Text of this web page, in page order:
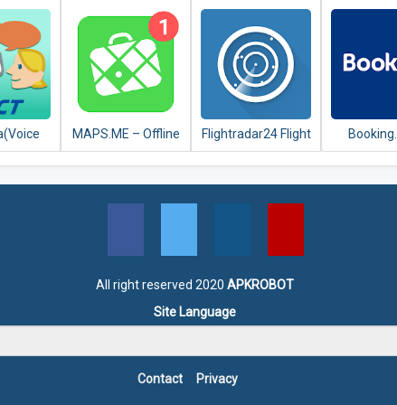
car
MAPS.ME – Offline
maps, travel
Flightradar24 Flight
Tracker
All right reserved 2020 APKROBOT
Site Language
Contact Privacy